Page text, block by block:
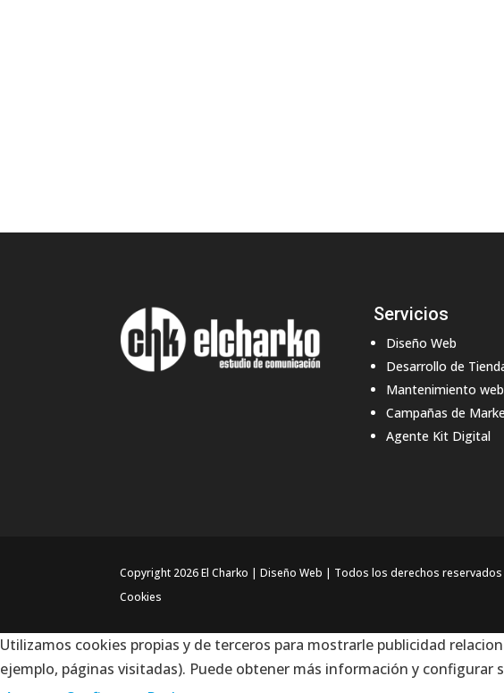
Servicios
Diseño Web
Desarrollo de
Mantenimiento web
Campañas de
Agente Kit Digital
Copyright 2026 El Charko | Diseño Web | Todos los derechos
Cookies
Utilizamos cookies propias y de terceros para mostrarle publicidad
ejemplo, páginas visitadas). Puede obtener más información y configurar